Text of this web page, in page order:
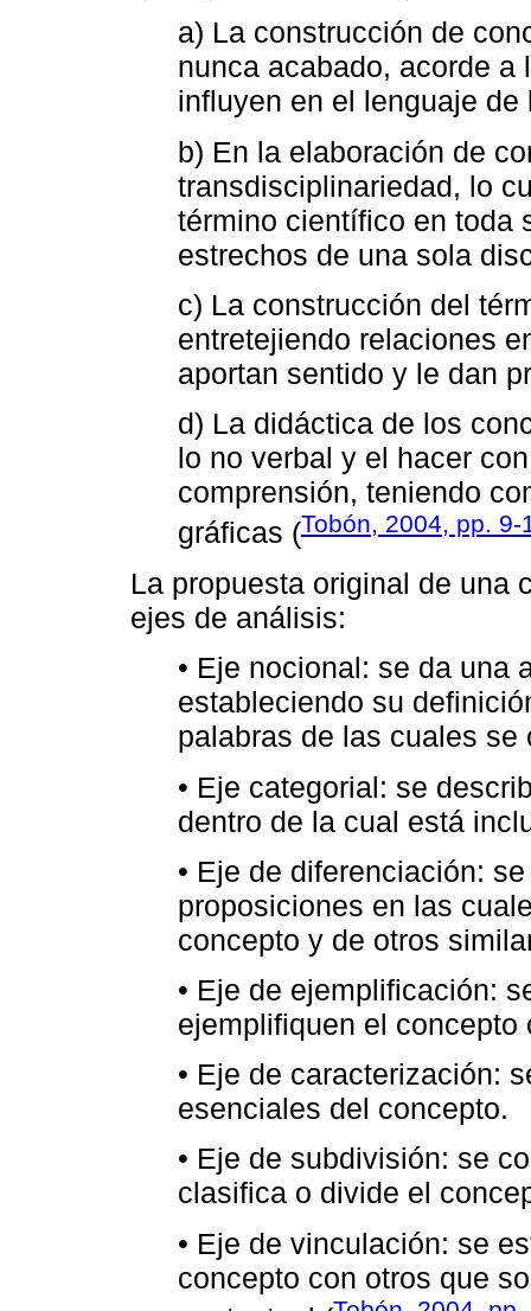
a) La construcción de
nunca acabado, acorde
influyen en el lenguaje de
b) En la elaboración de
transdisciplinariedad, lo
término científico en toda
estrechos de una sola
c) La construcción del
entretejiendo relaciones
aportan sentido y le dan
d) La didáctica de los
lo no verbal y el hacer
comprensión, teniendo
gráficas (Tobón, 2004, pp. 9-
La propuesta original de una
ejes de análisis:
• Eje nocional: se da una
estableciendo su
palabras de las cuales se
• Eje categorial: se
dentro de la cual está
• Eje de diferenciación:
proposiciones en las
concepto y de otros
• Eje de ejemplificación:
ejemplifiquen el
• Eje de caracterización:
esenciales del concepto.
• Eje de subdivisión: se
clasifica o divide el
• Eje de vinculación: se
concepto con otros que